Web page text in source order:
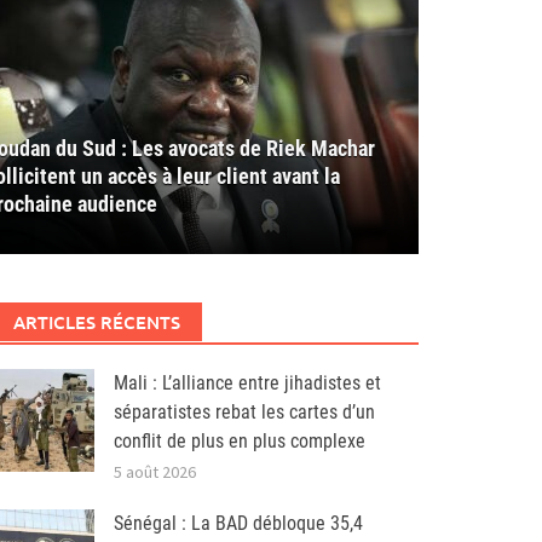
du Sud : Les avocats de Riek Machar
un accès à leur client avant la
audience
ARTICLES RÉCENTS
Mali : L’alliance entre jihadistes et
séparatistes rebat les cartes d’un
conflit de plus en plus complexe
5 août 2026
Sénégal : La BAD débloque 35,4